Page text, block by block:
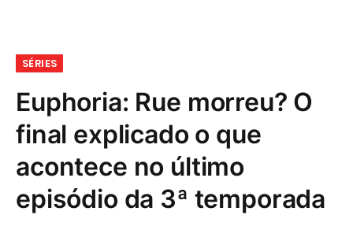
SÉRIES
Euphoria: Rue morreu? O
final explicado o que
acontece no último
episódio da 3ª temporada